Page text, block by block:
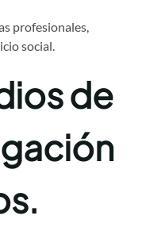
profesionales,
social.
de